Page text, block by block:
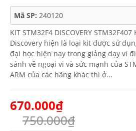
Mã SP: 240120
KIT STM32F4 DISCOVERY
Discovery hiện là loại kit được sử
đại học hiện nay trong giảng dạy vi
sánh về ngoại vi và sức mạnh của
ARM của các hãng khác thì ở...
670.000₫
750.000₫